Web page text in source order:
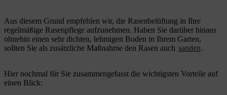
Aus diesem Grund empfehlen wir, die Rasenbelüftung in Ihre
regelmäßige Rasenpflege aufzunehmen. Haben Sie darüber hinaus
ohnehin einen sehr dichten, lehmigen Boden in Ihrem Garten,
sollten Sie als zusätzliche Maßnahme den Rasen auch sanden .
Hier nochmal für Sie zusammengefasst die wichtigsten Vorteile auf
einen Blick: